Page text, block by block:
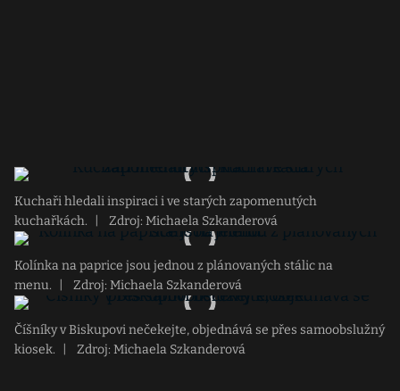
Kuchaři hledali inspiraci i ve starých zapomenutých
kuchařkách.
Zdroj: Michaela Szkanderová
Kolínka na paprice jsou jednou z plánovaných stálic na
menu.
Zdroj: Michaela Szkanderová
Číšníky v Biskupovi nečekejte, objednává se přes samoobslužný
kiosek.
Zdroj: Michaela Szkanderová